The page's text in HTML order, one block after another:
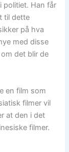
politiet. Han får
til dette
på hva
med disse
det blir de
en film som
filmer vil
at den i det
filmer.